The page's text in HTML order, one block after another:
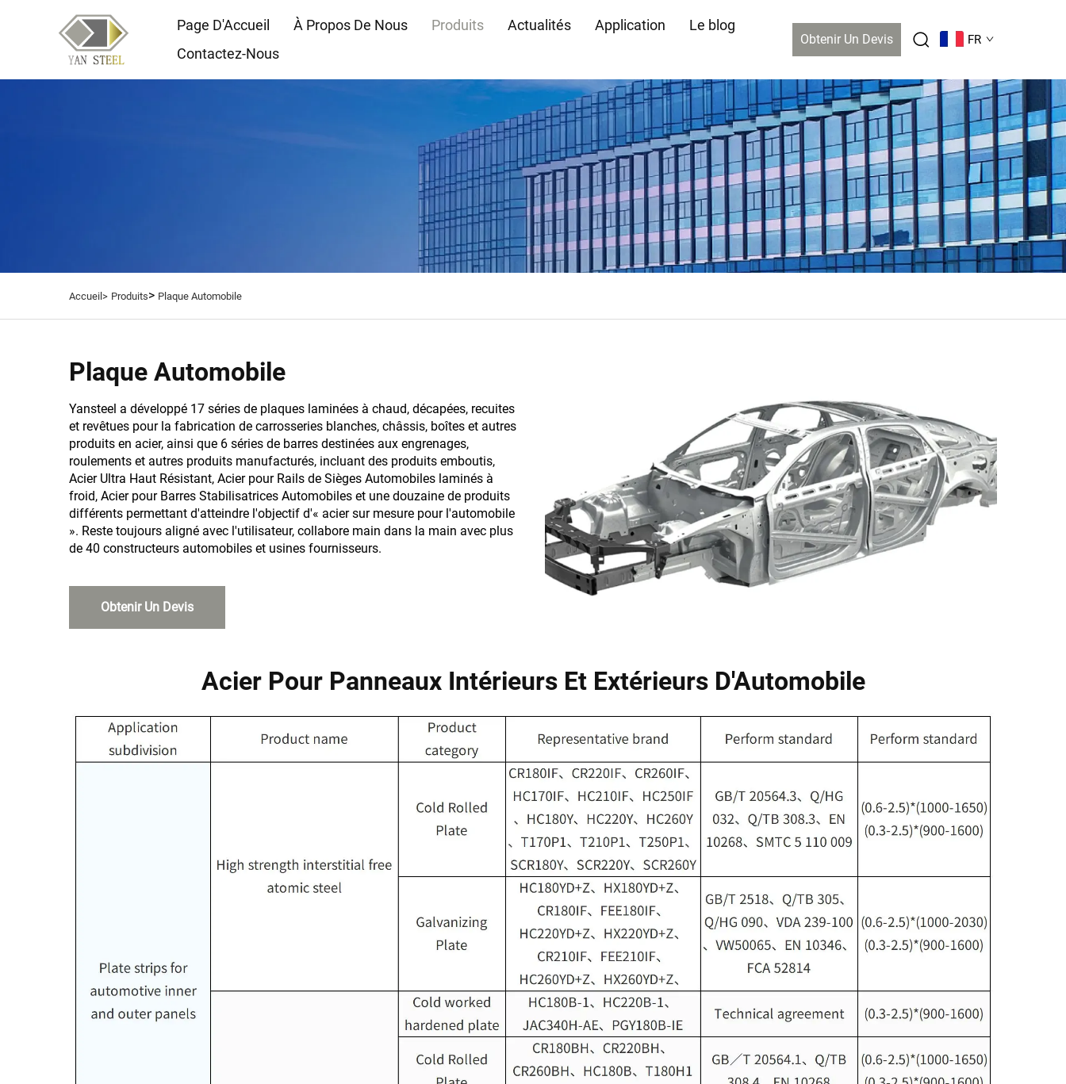
Page D'Accueil À Propos De Nous Produits Actualités Application
Le blog
Contactez-Nous
Obtenir Un Devis FR
Accueil> Produits> Plaque Automobile
Plaque Automobile
Yansteel a développé 17 séries de plaques laminées à chaud, décapées, recuites
et revêtues pour la fabrication de carrosseries blanches, châssis, boîtes et autres
produits en acier, ainsi que 6 séries de barres destinées aux engrenages,
roulements et autres produits manufacturés, incluant des produits emboutis,
Acier Ultra Haut Résistant, Acier pour Rails de Sièges Automobiles laminés à
froid, Acier pour Barres Stabilisatrices Automobiles et une douzaine de produits
différents permettant d'atteindre l'objectif d'« acier sur mesure pour l'automobile
». Reste toujours aligné avec l'utilisateur, collabore main dans la main avec plus
de 40 constructeurs automobiles et usines fournisseurs.
Obtenir Un Devis
Acier Pour Panneaux Intérieurs Et Extérieurs D'Automobile